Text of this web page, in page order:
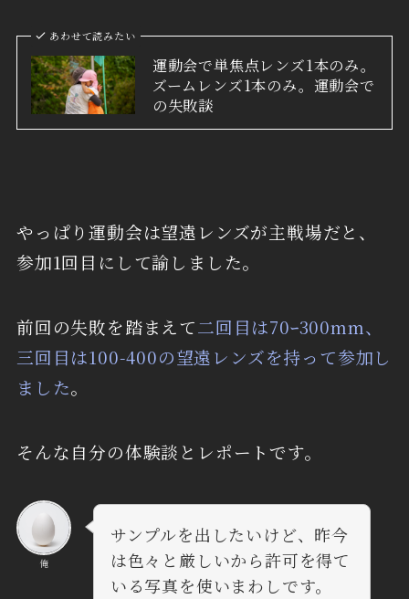
あわせて読みたい
運動会で単焦点レンズ1本のみ。
ズームレンズ1本のみ。運動会で
の失敗談
やっぱり運動会は望遠レンズが主戦場だと、
参加1回目にして諭しました。
前回の失敗を踏まえて二回目は70ｰ300mm、
三回目は100-400の望遠レンズを持って参加し
ました。
そんな自分の体験談とレポートです。
俺
サンプルを出したいけど、昨今
は色々と厳しいから許可を得て
いる写真を使いまわしです。